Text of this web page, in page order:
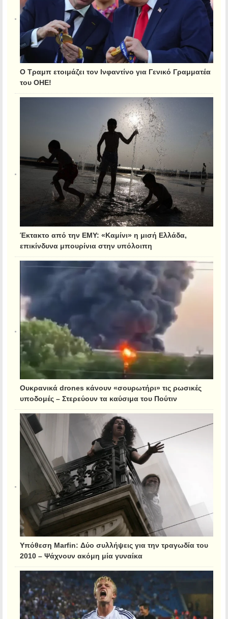
Ο Τραμπ ετοιμάζει τον Ινφαντίνο για Γενικό Γραμματέα
του ΟΗΕ!
Έκτακτο από την ΕΜΥ: «Καμίνι» η μισή Ελλάδα,
επικίνδυνα μπουρίνια στην υπόλοιπη
Ουκρανικά drones κάνουν «σουρωτήρι» τις ρωσικές
υποδομές – Στερεύουν τα καύσιμα του Πούτιν
Υπόθεση Marfin: Δύο συλλήψεις για την τραγωδία του
2010 – Ψάχνουν ακόμη μία γυναίκα